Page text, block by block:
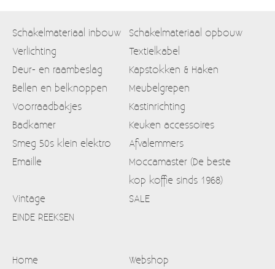
Schakelmateriaal inbouw
Schakelmateriaal opbouw
Verlichting
Textielkabel
Deur- en raambeslag
Kapstokken & Haken
Bellen en belknoppen
Meubelgrepen
Voorraadbakjes
Kastinrichting
Badkamer
Keuken accessoires
Smeg 50s klein elektro
Afvalemmers
Emaille
Moccamaster (De beste
kop koffie sinds 1968)
Vintage
SALE
EINDE REEKSEN
Home Webshop